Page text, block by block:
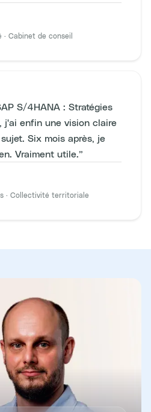
· Cabinet de conseil
S/4HANA : Stratégies
j'ai enfin une vision claire
Six mois après, je
Vraiment utile.”
· Collectivité territoriale